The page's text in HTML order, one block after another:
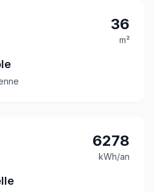
36
m²
6278
kWh/an